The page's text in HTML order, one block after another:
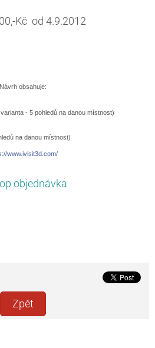
Kč od 4.9.2012
Návrh obsahuje:
- 5 pohledů na danou místnost)
na danou místnost)
www.ivisit3d.com/
objednávka
Zpět